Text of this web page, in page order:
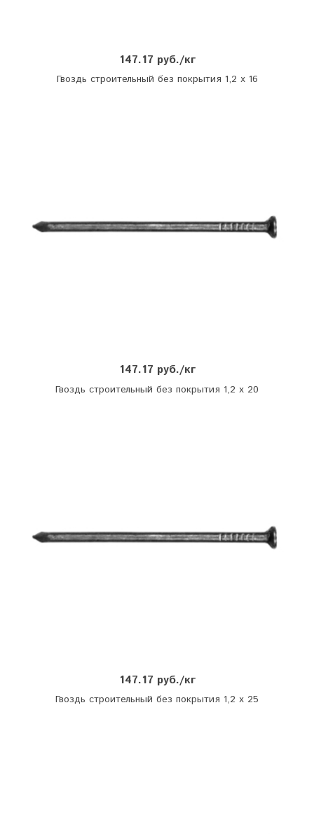
147.17 руб./кг
Гвоздь строительный без покрытия 1,2 х 16
147.17 руб./кг
Гвоздь строительный без покрытия 1,2 х 20
147.17 руб./кг
Гвоздь строительный без покрытия 1,2 х 25